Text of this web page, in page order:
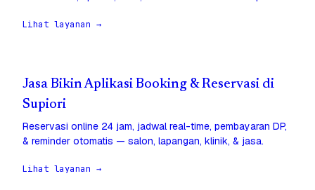
Lihat layanan →
Jasa Bikin Aplikasi Booking & Reservasi di
Supiori
Reservasi online 24 jam, jadwal real-time, pembayaran DP,
& reminder otomatis — salon, lapangan, klinik, & jasa.
Lihat layanan →